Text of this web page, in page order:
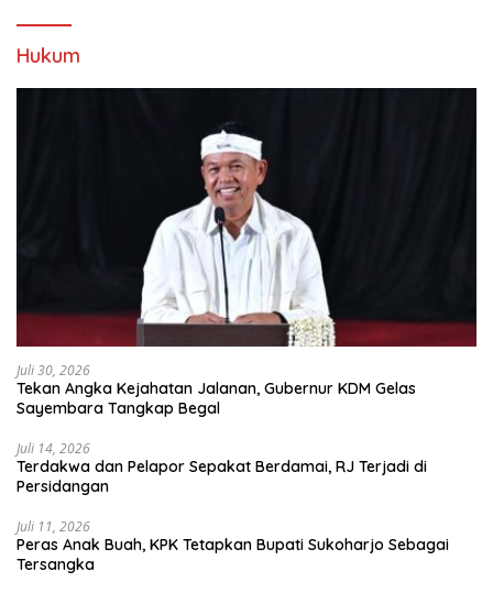
Hukum
Juli 30, 2026
Tekan Angka Kejahatan Jalanan, Gubernur KDM Gelas
Sayembara Tangkap Begal
Juli 14, 2026
Terdakwa dan Pelapor Sepakat Berdamai, RJ Terjadi di
Persidangan
Juli 11, 2026
Peras Anak Buah, KPK Tetapkan Bupati Sukoharjo Sebagai
Tersangka